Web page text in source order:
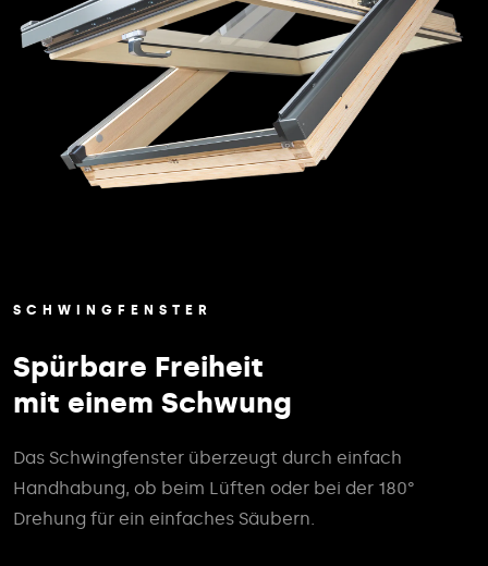
SCHWINGFENSTER
Spürbare Freiheit
mit einem Schwung
Das Schwingfenster überzeugt durch einfach
Handhabung, ob beim Lüften oder bei der 180°
Drehung für ein einfaches Säubern.